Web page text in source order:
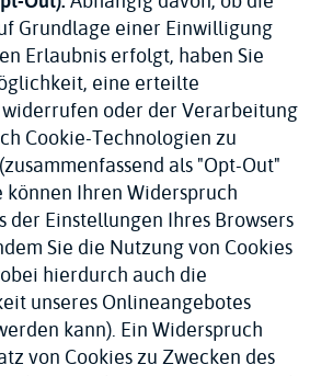
Grundlage einer Einwilligung
Erlaubnis erfolgt, haben Sie
eine erteilte
oder der Verarbeitung
Cookie-Technologien zu
als "Opt-Out"
können Ihren Widerspruch
der Einstellungen Ihres Browsers
Sie die Nutzung von Cookies
hierdurch auch die
unseres Onlineangebotes
kann). Ein Widerspruch
von Cookies zu Zwecken des